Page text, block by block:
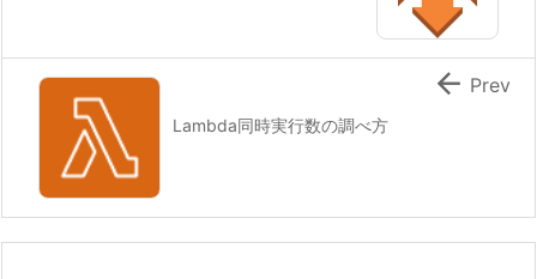
Lambda同時実行数の調べ方
 Prev